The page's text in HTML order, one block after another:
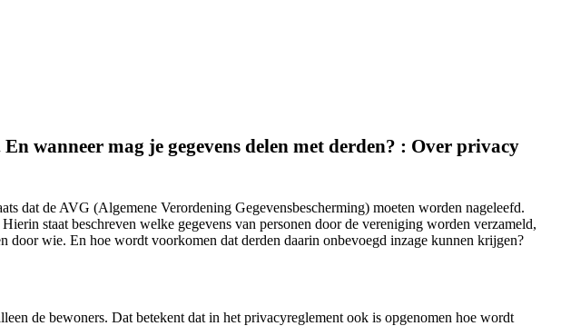
wanneer mag je gegevens delen met derden? : Over privacy
dat de AVG (Algemene Verordening Gegevensbescherming) moeten worden nageleefd.
staat beschreven welke gegevens van personen door de vereniging worden verzameld,
wie. En hoe wordt voorkomen dat derden daarin onbevoegd inzage kunnen krijgen?
de bewoners. Dat betekent dat in het privacyreglement ook is opgenomen hoe wordt